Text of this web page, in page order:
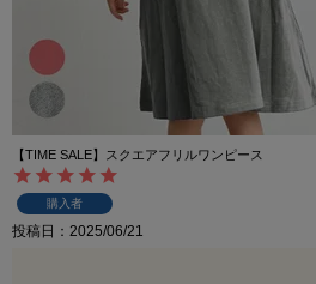
【TIME SALE】スクエアフリルワンピース
購入者
投稿日 2025/06/21